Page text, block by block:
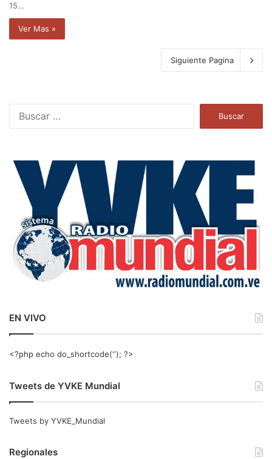
15…
Ver Mas »
Siguiente Pagina
a
EN VIVO
<?php echo do_shortcode(‘‘); ?>
Tweets de YVKE Mundial
Tweets by YVKE_Mundial
Regionales